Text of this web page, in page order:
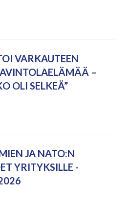
VARKAUTEEN
–
OLI SELKEÄ”
JA NATO:N
YRITYKSILLE -